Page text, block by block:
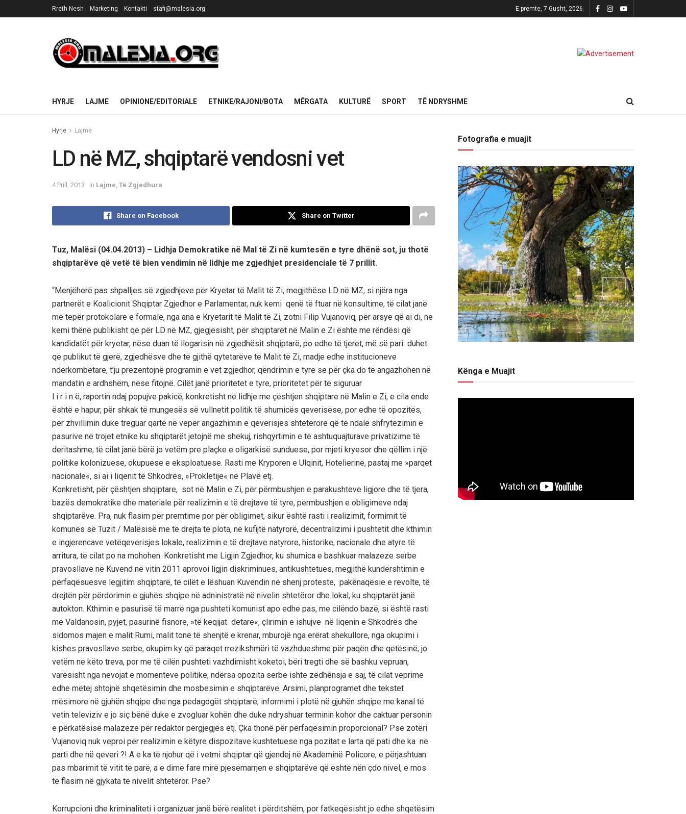
Rreth Nesh Marketing Kontakti stafi@malesia.org E premte, 7 Gusht, 2026
HYRJE LAJME OPINIONE/EDITORIALE ETNIKE/RAJONI/BOTA MËRGATA KULTURË SPORT TË NDRYSHME
Hyrje Lajme
LD në MZ, shqiptarë vendosni vet
4 Prill, 2013 in Lajme Të Zgjedhura
Share on Facebook Share on Twitter
Tuz, Malësi (04.04.2013) – Lidhja Demokratike në Mal të Zi në kumtesën e tyre dhënë sot, ju thotë
shqiptarëve që vetë të bien vendimin në lidhje me zgjedhjet presidenciale të 7 prillit.
“Menjëherë pas shpalljes së zgjedhjeve për Kryetar të Malit të Zi, megjithëse LD në MZ, si njëra nga
partnerët e Koalicionit Shqiptar Zgjedhor e Parlamentar, nuk kemi qenë të ftuar në konsultime, të cilat janë
më tepër protokolare e formale, nga ana e Kryetarit të Malit të Zi, zotni Filip Vujanoviq, për arsye që ai di, ne
kemi thënë publikisht që për LD në MZ, gjegjësisht, për shqiptarët në Malin e Zi është me rëndësi që
kandidatët për kryetar, nëse duan të llogarisin në zgjedhësit shqiptarë, po edhe të tjerët, më së pari duhet
që publikut të gjerë, zgjedhësve dhe të gjithë qytetarëve të Malit të Zi, madje edhe institucioneve
ndërkombëtare, t’ju prezentojnë programin e vet zgjedhor, qëndrimin e tyre se për çka do të angazhohen në
mandatin e ardhshëm, nëse fitojnë. Cilët janë prioritetet e tyre, prioritetet për të siguruar
l i r i n ë, raportin ndaj popujve pakicë, konkretisht në lidhje me çështjen shqiptare në Malin e Zi, e cila ende
është e hapur, për shkak të mungesës së vullnetit politik të shumicës qeverisëse, por edhe të opozitës,
për zhvillimin duke treguar qartë në vepër angazhimin e qeverisjes shtetërore që të ndalë shfrytëzimin e
pasurive në trojet etnike ku shqiptarët jetojnë me shekuj, rishqyrtimin e të ashtuquajturave privatizime të
deritashme, të cilat janë bërë jo vetëm pre plaçke e oligarkisë sunduese, por mjeti kryesor dhe qëllim i një
politike kolonizuese, okupuese e eksploatuese. Rasti me Kryporen e Ulqinit, Hotelierinë, pastaj me »parqet
nacionale«, si ai i liqenit të Shkodrës, »Prokletije« në Plavë etj.
Konkretisht, për çështjen shqiptare, sot në Malin e Zi, për përmbushjen e parakushteve ligjore dhe të tjera,
bazës demokratike dhe materiale për realizimin e të drejtave të tyre, përmbushjen e obligimeve ndaj
shqiptarëve. Pra, nuk flasim për premtime por për obligimet, sikur është rasti i realizimit, formimit të
komunës së Tuzit / Malësisë me të drejta të plota, në kufijtë natyrorë, decentralizimi i pushtetit dhe kthimin
e ingjerencave vetëqeverisjes lokale, realizimin e të drejtave natyrore, historike, nacionale dhe atyre të
arritura, të cilat po na mohohen. Konkretisht me Ligjin Zgjedhor, ku shumica e bashkuar malazeze serbe
pravosllave në Kuvend në vitin 2011 aprovoi ligjin diskriminues, antikushtetues, megjithë kundërshtimin e
përfaqësuesve legjitim shqiptarë, të cilët e lëshuan Kuvendin në shenj proteste, pakënaqësie e revolte, të
drejtën për përdorimin e gjuhës shqipe në adninistratë në nivelin shtetëror dhe lokal, ku shqiptarët janë
autokton. Kthimin e pasurisë të marrë nga pushteti komunist apo edhe pas, me cilëndo bazë, si është rasti
me Valdanosin, pyjet, pasurinë fisnore, »të këqijat detare«, çlirimin e ishujve në liqenin e Shkodrës dhe
sidomos majen e malit Rumi, malit tonë të shenjtë e krenar, mburojë nga erërat shekullore, nga okupimi i
kishes pravosllave serbe, okupim ky që paraqet rrezikshmëri të vazhdueshme për paqën dhe qetësinë, jo
vetëm në këto treva, por me të cilën pushteti vazhdimisht koketoi, bëri tregti dhe së bashku vepruan,
varësisht nga nevojat e momenteve politike, ndërsa opozita serbe ishte zëdhënsja e saj, të cilat veprime
edhe mëtej shtojnë shqetësimin dhe mosbesimin e shqiptarëve. Arsimi, planprogramet dhe tekstet
mësimore në gjuhën shqipe dhe nga pedagogët shqiptarë; informimi i plotë në gjuhën shqipe me kanal të
vetin televiziv e jo siç bënë duke e zvogluar kohën dhe duke ndryshuar terminin kohor dhe caktuar personin
e përkatësisë malazeze për redaktor përgjegjës etj. Çka thonë për përfaqësimin proporcional? Pse zotëri
Vujanoviq nuk veproi për realizimin e këtyre dispozitave kushtetuese nga pozitat e larta që pati dhe ka në
parti dhe në qeveri ?! A e ka të njohur që i vetmi shqiptar që gjendej në Akademinë Policore, e përjashtuan
pas mbarimit të vitit të parë, a e dimë fare mirë pjesëmarrjen e shqiptarëve që është nën çdo nivel, e mos
të flasim në gjykata të nivelit shtetëror. Pse?
Korrupcioni dhe kriminaliteti i organizuar janë bërë realitet i përditshëm, por fatkeqësisht jo edhe shqetësim
Fotografia e muajit
Kënga e Muajit